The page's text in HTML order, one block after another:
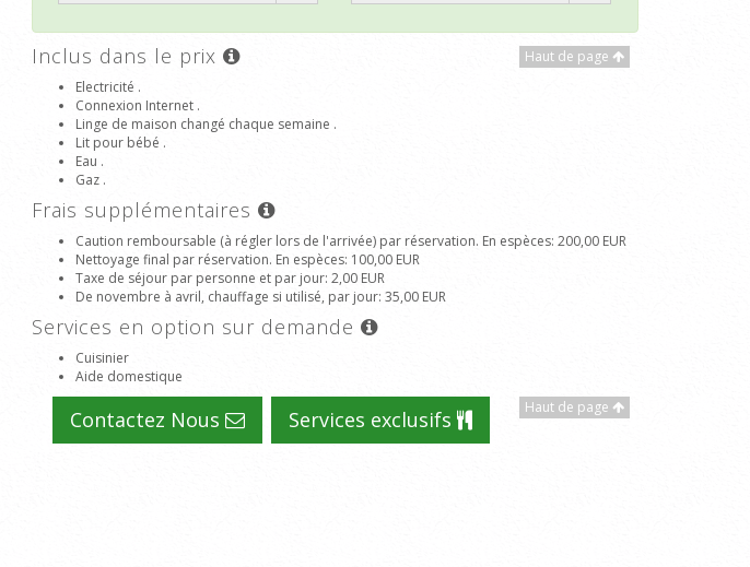
Haut de page
Inclus dans le prix
Electricité .
Connexion Internet .
Linge de maison changé chaque semaine .
Lit pour bébé .
Eau .
Gaz .
Frais supplémentaires
Caution remboursable (à régler lors de l'arrivée) par réservation. En espèces: 200,00 EUR
Nettoyage final par réservation. En espèces: 100,00 EUR
Taxe de séjour par personne et par jour: 2,00 EUR
De novembre à avril, chauffage si utilisé, par jour: 35,00 EUR
Services en option sur demande
Cuisinier
Aide domestique
Haut de page
Contactez Nous Services exclusifs